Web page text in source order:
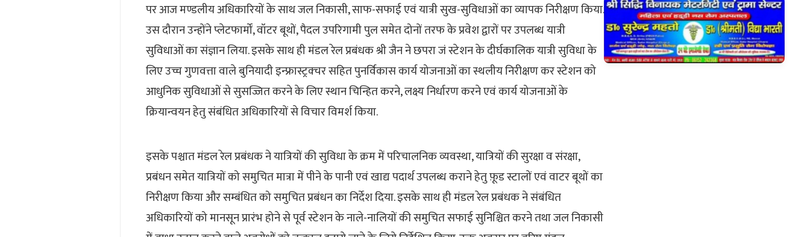
पर आज मण्डलीय अधिकारियों के साथ जल निकासी, साफ-सफाई एवं यात्री सुख-सुविधाओं का व्यापक निरीक्षण किया.
उस दौरान उन्होंने प्लेटफार्मों, वॉटर बूथों, पैदल उपरिगामी पुल समेत दोनों तरफ के प्रवेश द्वारों पर उपलब्ध यात्री
सुविधाओं का संज्ञान लिया. इसके साथ ही मंडल रेल प्रबंधक श्री जैन ने छपरा जं स्टेशन के दीर्घकालिक यात्री सुविधा के
लिए उच्च गुणवत्ता वाले बुनियादी इन्फ्रास्ट्रक्चर सहित पुनर्विकास कार्य योजनाओं का स्थलीय निरीक्षण कर स्टेशन को
आधुनिक सुविधाओं से सुसज्जित करने के लिए स्थान चिन्हित करने, लक्ष्य निर्धारण करने एवं कार्य योजनाओं के
क्रियान्वयन हेतु संबंधित अधिकारियों से विचार विमर्श किया.
इसके पश्चात मंडल रेल प्रबंधक ने यात्रियों की सुविधा के क्रम में परिचालनिक व्यवस्था, यात्रियों की सुरक्षा व संरक्षा,
प्रबंधन समेत यात्रियों को समुचित मात्रा में पीने के पानी एवं खाद्य पदार्थ उपलब्ध कराने हेतु फ़ूड स्टालों एवं वाटर बूथों का
निरीक्षण किया और सम्बंधित को समुचित प्रबंधन का निर्देश दिया. इसके साथ ही मंडल रेल प्रबंधक ने संबंधित
अधिकारियों को मानसून प्रारंभ होने से पूर्व स्टेशन के नाले-नालियों की समुचित सफाई सुनिश्चित करने तथा जल निकासी